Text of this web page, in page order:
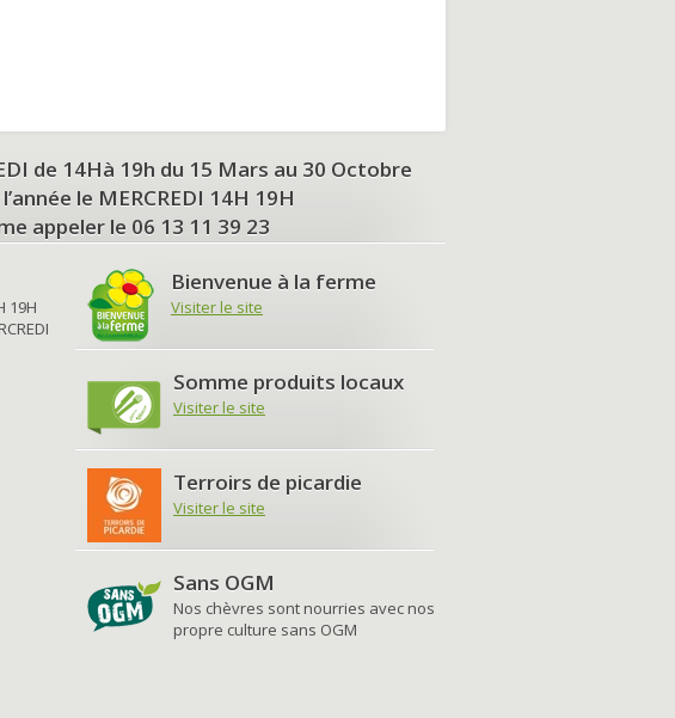
de 14Hà 19h du 15 Mars au 30 Octobre
le MERCREDI 14H 19H
appeler le 06 13 11 39 23
19H
Bienvenue à la ferme
Visiter le site
Somme produits locaux
Visiter le site
Terroirs de picardie
Visiter le site
Sans OGM
Nos chèvres sont nourries avec nos
propre culture sans OGM